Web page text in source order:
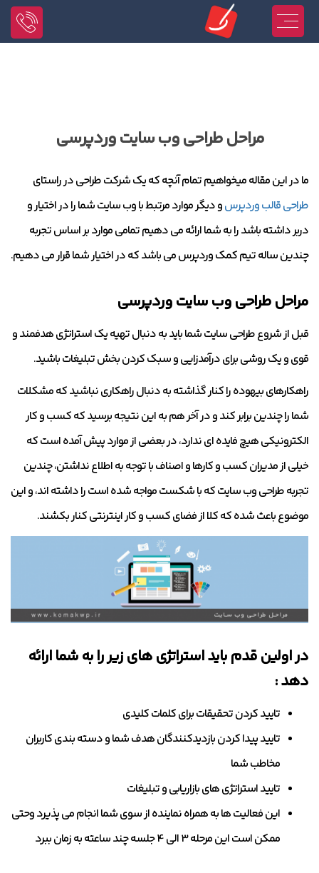
مراحل طراحی وب سایت وردپرسی
ما در این مقاله میخواهیم تمام آنچه که یک شرکت طراحی در راستای
طراحی قالب وردپرسو دیگر موارد مرتبط با وب سایت شما را در اختیار و
دربر داشته باشد را به شما ارائه می دهیم تمامی موارد بر اساس تجربه
چندین ساله تیم کمک وردپرس می باشد که در اختیار شما قرار می دهیم.
مراحل طراحی وب سایت وردپرسی
قبل از شروع طراحی سایت شما باید به دنبال تهیه یک استراتژی هدفمند و
قوی و یک روشی برای درآمدزایی و سبک کردن بخش تبلیغات باشید.
راهکارهای بیهوده را کنار گذاشته به دنبال راهکاری نباشید که مشکلات
شما را چندین برابر کند و در آخر هم به این نتیجه برسید که کسب و کار
الکترونیکی هیچ فایده ای ندارد، در بعضی از موارد پیش آمده است که
خیلی از مدیران کسب و کارها و اصناف با توجه به اطلاع نداشتن، چندین
تجربه طراحی وب سایت که با شکست مواجه شده است را داشته اند، و این
موضوع باعث شده که کلا از فضای کسب و کار اینترنتی کنار بکشند.
در اولین قدم باید استراتژی های زیر را به شما ارائه
دهد :
تایید کردن تحقیقات برای کلمات کلیدی
تایید پیدا کردن بازدیدکنندگان هدف شما و دسته بندی کاربران
مخاطب شما
تایید استراتژی های بازاریابی و تبلیغات
این فعالیت ها به همراه نماینده از سوی شما انجام می پذیرد وحتی
ممکن است این مرحله 3 الی 4 جلسه چند ساعته به زمان ببرد